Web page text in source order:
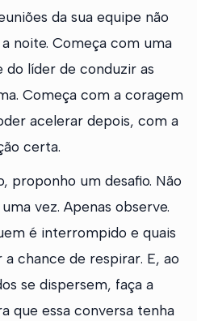
da sua equipe não
noite. Começa com uma
do líder de conduzir as
Começa com a coragem
acelerar depois, com a
certa.
proponho um desafio. Não
vez. Apenas observe.
é interrompido e quais
chance de respirar. E, ao
se dispersem, faça a
que essa conversa tenha